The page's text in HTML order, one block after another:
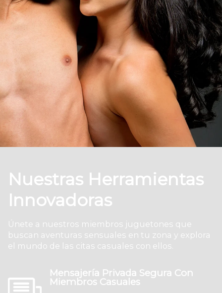
Nuestras Herramientas
Innovadoras
Únete a nuestros miembros juguetones que
buscan aventuras sensuales en tu zona y explora
el mundo de las citas casuales con ellos.
Mensajería Privada Segura Con
Miembros Casuales